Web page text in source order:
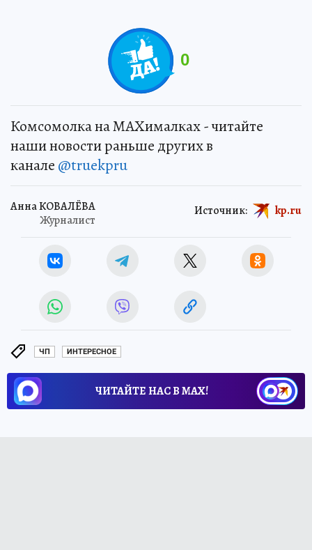
0
Комсомолка на MAXималках - читайте
наши новости раньше других в
канале @truekpru
Анна КОВАЛЁВА
Журналист
Источник: kp.ru
ЧП ИНТЕРЕСНОЕ
ЧИТАЙТЕ НАС В МАХ!